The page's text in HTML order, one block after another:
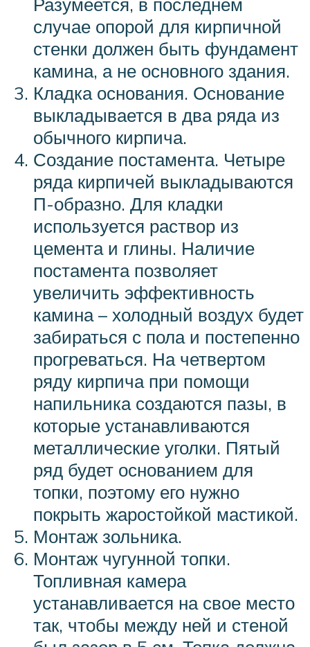
случае опорой для кирпичной
стенки должен быть фундамент
камина, а не основного здания.
Кладка основания. Основание
выкладывается в два ряда из
обычного кирпича.
Создание постамента. Четыре
ряда кирпичей выкладываются
П-образно. Для кладки
используется раствор из
цемента и глины. Наличие
постамента позволяет
увеличить эффективность
камина – холодный воздух будет
забираться с пола и постепенно
прогреваться. На четвертом
ряду кирпича при помощи
напильника создаются пазы, в
которые устанавливаются
металлические уголки. Пятый
ряд будет основанием для
топки, поэтому его нужно
покрыть жаростойкой мастикой.
Монтаж зольника.
Монтаж чугунной топки.
Топливная камера
устанавливается на свое место
так, чтобы между ней и стеной